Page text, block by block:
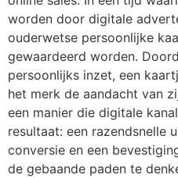
worden door digitale
ouderwetse persoonlijke
gewaardeerd worden.
persoonlijks inzet, een
het merk de aandacht van
een manier die digitale
resultaat: een razendsnelle
conversie en een
de gebaande paden te